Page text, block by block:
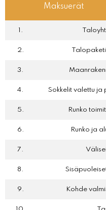
Maksuerät
1.
2.
3.
4. Sokkelit valettu ja
5. Runko
6. Runko ja
7.
8.
9. Kohde